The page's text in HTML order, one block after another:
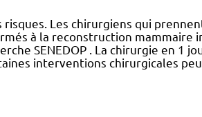
Les chirurgiens qui
à la reconstruction mammaire
SENEDOP . La chirurgie en 1
interventions chirurgicales